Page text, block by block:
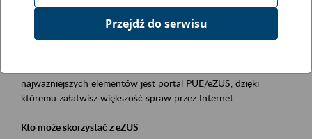
Opis wydarzenia
Platforma Usług Elektronicznych ZUS eZUS
najważniejszych elementów jest portal PUE/eZUS, dzięki
któremu załatwisz większość spraw przez Internet.
Kto może skorzystać z eZUS
Przejdź do serwisu